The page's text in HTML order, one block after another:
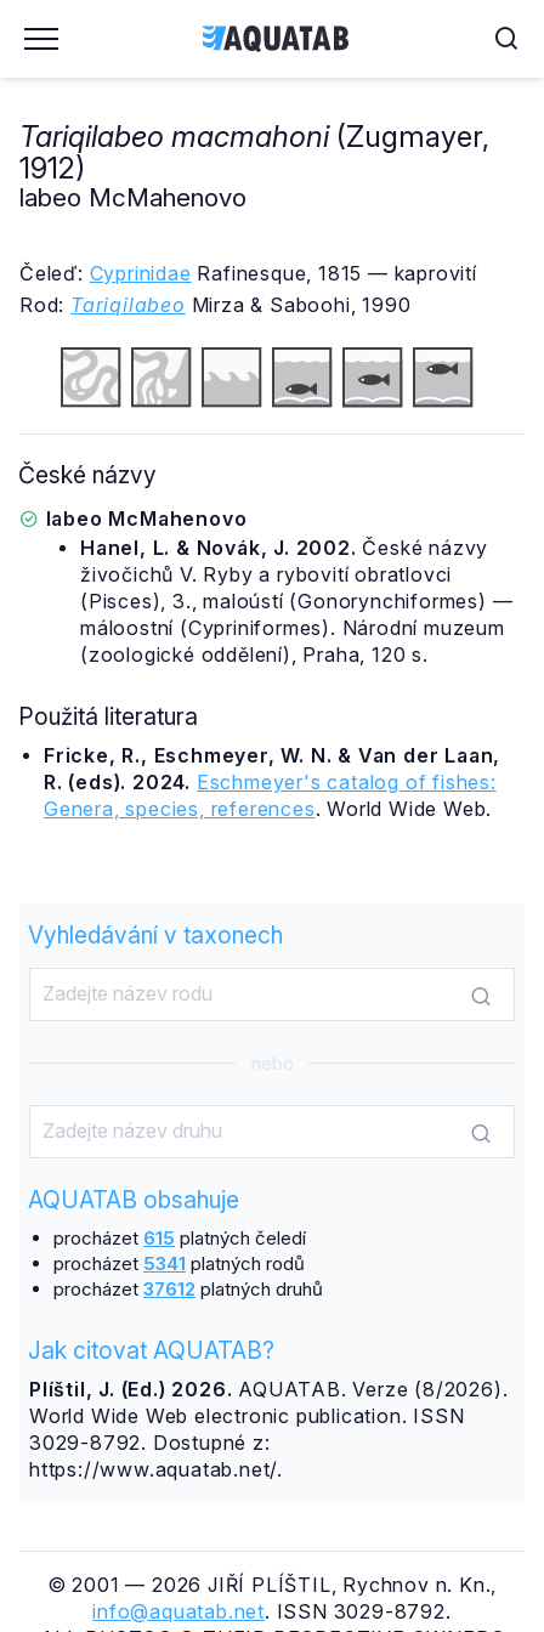
Tariqilabeo macmahoni(Zugmayer,
1912)
labeo McMahenovo
Čeleď: Cyprinidae Rafinesque, 1815 — kaprovití
Rod: Tariqilabeo Mirza & Saboohi, 1990
České názvy
labeo McMahenovo
Hanel, L. & Novák, J. 2002. České názvy
živočichů V. Ryby a rybovití obratlovci
(Pisces), 3., maloústí (Gonorynchiformes) —
máloostní (Cypriniformes). Národní muzeum
(zoologické oddělení), Praha, 120 s.
Použitá literatura
Fricke, R., Eschmeyer, W. N. & Van der Laan,
R. (eds). 2024. Eschmeyer's catalog of fishes:
Genera, species, references. World Wide Web.
Vyhledávání v taxonech
nebo
AQUATAB obsahuje
procházet 615 platných čeledí
procházet 5341 platných rodů
procházet 37612 platných druhů
Jak citovat AQUATAB?
Plíštil, J. (Ed.) 2026. AQUATAB. Verze (8/2026).
World Wide Web electronic publication. ISSN
3029-8792. Dostupné z:
https://www.aquatab.net/.
© 2001 — 2026 JIŘÍ PLÍŠTIL, Rychnov n. Kn.,
info@aquatab.net. ISSN 3029-8792.